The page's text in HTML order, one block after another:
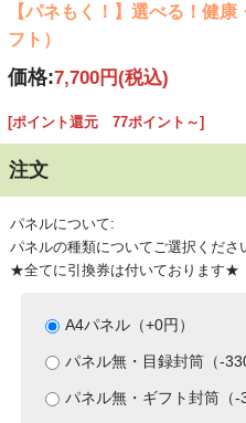
【パネもく！】選べる！健
フト）
価格:7,700円(税込)
[ポイント還元 77ポイント～]
注文
パネルについて:
パネルの種類についてご選択くださ
★全てに引換券は付いております★
A4パネル（+0円）
パネル無・目録封筒（-
パネル無・ギフト封筒（-